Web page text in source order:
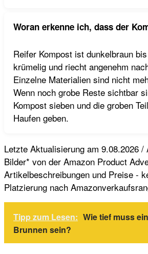
Woran erkenne ich, dass der
Reifer Kompost ist dunkelbraun
krümelig und riecht angenehm
Einzelne Materialien sind nicht
Wenn noch grobe Reste sichtbar
Kompost sieben und die groben
Haufen geben.
Letzte Aktualisierung am 9.08.2026
Bilder* von der Amazon Product
Artikelbeschreibungen und Preise -
Platzierung nach
Tipp zum Lesen: Wie tief muss ein
Brunnen sein?